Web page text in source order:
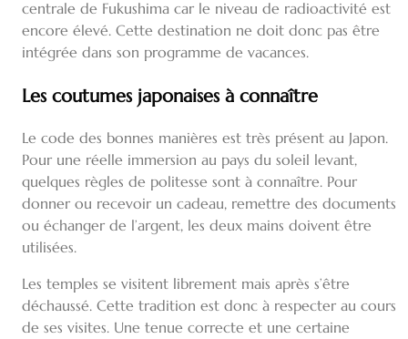
centrale de Fukushima car le niveau de radioactivité est
encore élevé. Cette destination ne doit donc pas être
intégrée dans son programme de vacances.
Les coutumes japonaises à connaître
Le code des bonnes manières est très présent au Japon.
Pour une réelle immersion au pays du soleil levant,
quelques règles de politesse sont à connaître. Pour
donner ou recevoir un cadeau, remettre des documents
ou échanger de l’argent, les deux mains doivent être
utilisées.
Les temples se visitent librement mais après s’être
déchaussé. Cette tradition est donc à respecter au cours
de ses visites. Une tenue correcte et une certaine